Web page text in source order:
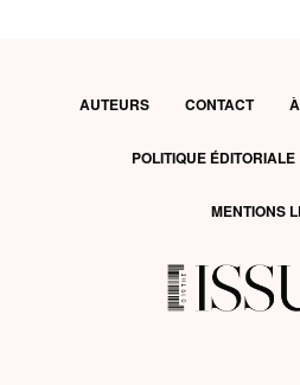
AUTEURS CONTACT
POLITIQUE ÉDITORIALE
MENTIONS